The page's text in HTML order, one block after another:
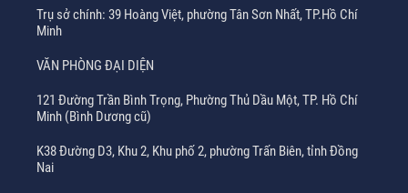
Trụ sở chính: 39 Hoàng Việt, phường Tân Sơn Nhất, TP.Hồ Chí
Minh
VĂN PHÒNG ĐẠI DIỆN
121 Đường Trần Bình Trọng, Phường Thủ Dầu Một, TP. Hồ Chí
Minh (Bình Dương cũ)
K38 Đường D3, Khu 2, Khu phố 2, phường Trấn Biên, tỉnh Đồng
Nai